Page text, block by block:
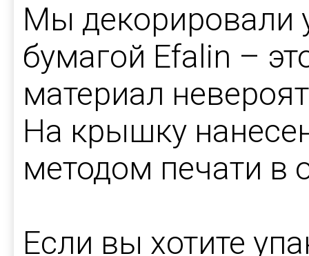
Мы декорировали
бумагой Efalin –
материал
На крышку
методом печати в
Если вы хотите